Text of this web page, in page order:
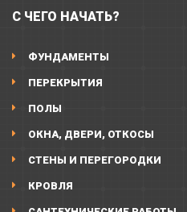
С ЧЕГО НАЧАТЬ?
ФУНДАМЕНТЫ
ПЕРЕКРЫТИЯ
ПОЛЫ
ОКНА, ДВЕРИ, ОТКОСЫ
СТЕНЫ И ПЕРЕГОРОДКИ
КРОВЛЯ